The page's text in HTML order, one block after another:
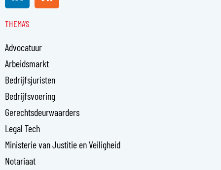
n
k
d
i
n
-
i
n
s
THEMA'S
Advocatuur
Arbeidsmarkt
Bedrijfsjuristen
Bedrijfsvoering
Gerechtsdeurwaarders
Legal Tech
Ministerie van Justitie en Veiligheid
Notariaat